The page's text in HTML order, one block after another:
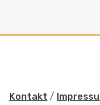
Kontakt /